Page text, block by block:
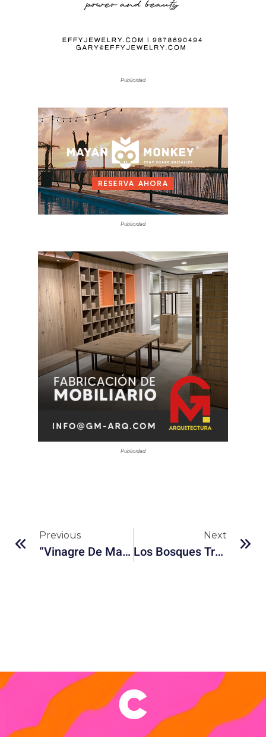
Publicidad
Publicidad
Publicidad
Previous
“Vinagre De Manzana” En Netflix: Explicación Del Impactante Final
Next
Los Bosques Tropicales En Riesgo: ¿Pueden Adaptarse Al Cambio Climático?